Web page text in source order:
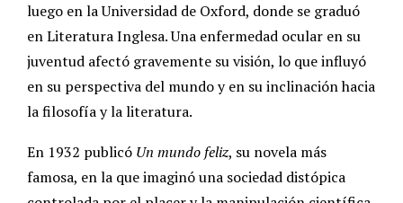
luego en la Universidad de Oxford, donde se graduó
en Literatura Inglesa. Una enfermedad ocular en su
juventud afectó gravemente su visión, lo que influyó
en su perspectiva del mundo y en su inclinación hacia
la filosofía y la literatura.
En 1932 publicó Un mundo feliz, su novela más
famosa, en la que imaginó una sociedad distópica